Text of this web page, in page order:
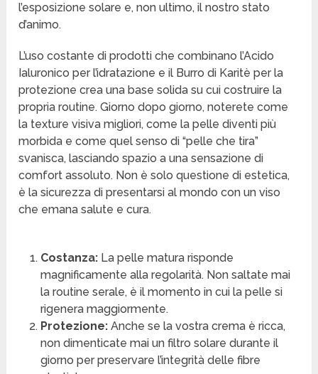
l’esposizione solare e, non ultimo, il nostro stato
d’animo.
L’uso costante di prodotti che combinano l’Acido
Ialuronico per l’idratazione e il Burro di Karitè per la
protezione crea una base solida su cui costruire la
propria routine. Giorno dopo giorno, noterete come
la texture visiva migliori, come la pelle diventi più
morbida e come quel senso di “pelle che tira”
svanisca, lasciando spazio a una sensazione di
comfort assoluto. Non è solo questione di estetica,
è la sicurezza di presentarsi al mondo con un viso
che emana salute e cura.
Costanza:La pelle matura risponde
magnificamente alla regolarità. Non saltate mai
la routine serale, è il momento in cui la pelle si
rigenera maggiormente.
Protezione:Anche se la vostra crema è ricca,
non dimenticate mai un filtro solare durante il
giorno per preservare l’integrità delle fibre